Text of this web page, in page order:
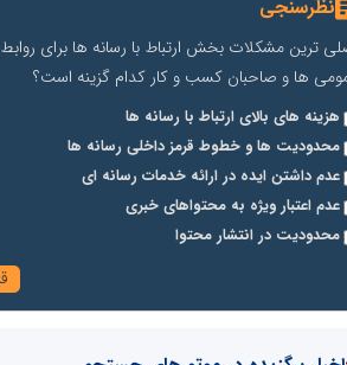
نظرسنجی
ترین مشکلات بخش ارتباط با رسانه ها برای روابط
ها و صاحبان کسب و کار کدام گزینه است؟
هزینه های بالای ارتباط با رسانه ها
محدودیت ها و خطوط قرمز داخلی رسانه ها
عدم داشتن ایده در ارائه خدمات رسانه ای
عدم اعتبار ویژه به محتواهای خبری
محدودیت در انتشار محتوا